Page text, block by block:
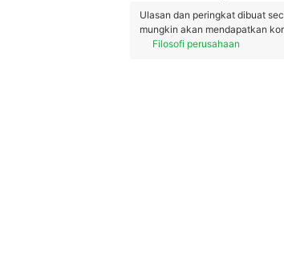
Ulasan dan peringkat dibuat
mungkin akan mendapatkan
Filosofi perusahaan